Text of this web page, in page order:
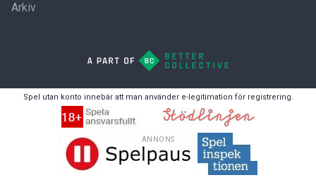
ANNONS
Arkiv
Spel utan konto innebär att man använder e-legitimation för registrering.